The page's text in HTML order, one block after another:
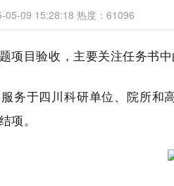
05-09 15:28:18 热度：61096
项目验收，主要关注任务书
务于四川科研单位、院所和
项。